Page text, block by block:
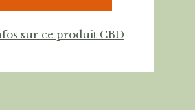
sur ce produit CBD